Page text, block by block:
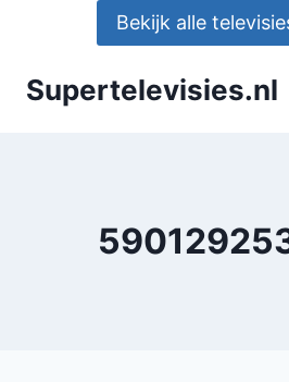
Bekijk alle
Supertelevisies.nl